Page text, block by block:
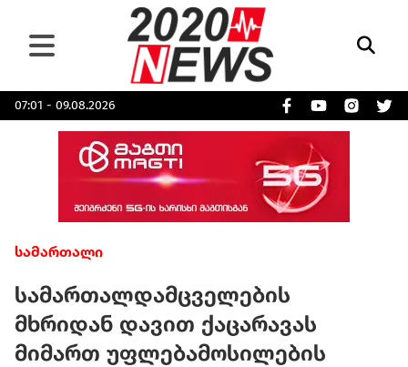
07:01 - 09.08.2026
სამართალი
სამართალდამცველების
მხრიდან დავით ქაცარავას
მიმართ უფლებამოსილების